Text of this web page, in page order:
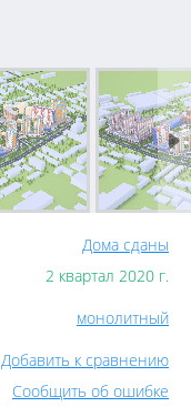
Дома сданы
2 квартал 2020 г.
монолитный
Добавить к сравнению
Сообщить об ошибке